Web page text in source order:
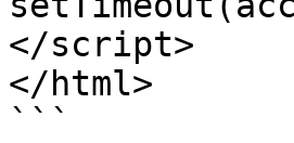
</script>
</html>
```